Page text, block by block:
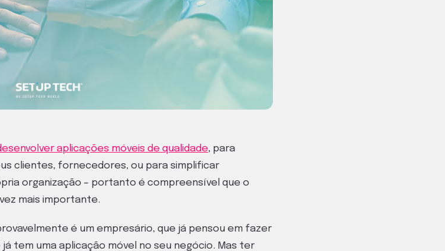
aplicações móveis de qualidade, para
clientes, fornecedores, ou para simplificar
organização – portanto é compreensível que o
mais importante.
é um empresário, que já pensou em fazer
tem uma aplicação móvel no seu negócio. Mas ter